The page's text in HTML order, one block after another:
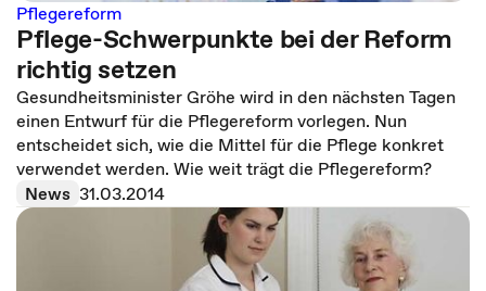
Pflegereform
Pflege-Schwerpunkte bei der Reform
richtig setzen
Gesundheitsminister Gröhe wird in den nächsten Tagen
einen Entwurf für die Pflegereform vorlegen. Nun
entscheidet sich, wie die Mittel für die Pflege konkret
verwendet werden. Wie weit trägt die Pflegereform?
News 31.03.2014